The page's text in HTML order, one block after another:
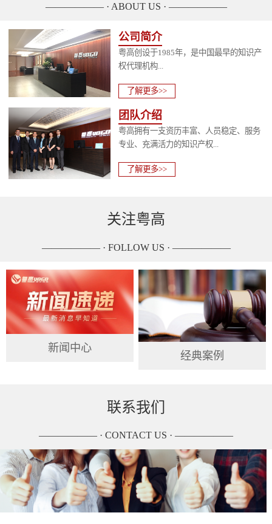
—————— · ABOUT US · ——————
公司简介
粤高创设于1985年，是中国最早的知识产
权代理机构...
了解更多>>
团队介绍
粤高拥有一支资历丰富、人员稳定、服务
专业、充满活力的知识产权...
了解更多>>
关注粤高
—————— · FOLLOW US · ——————
新闻中心
经典案例
联系我们
—————— · CONTACT US · ——————